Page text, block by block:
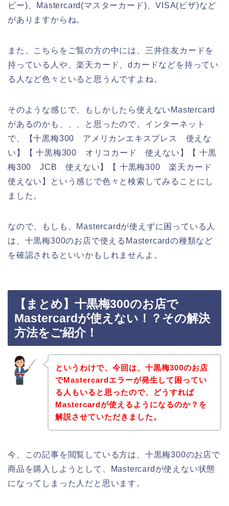
ビー)、Mastercard(マスターカード)、VISA(ビザ)など
がありますからね。
また、こちらをご覧の方の中には、三井住友カードを
持っている人や、楽天カード、dカードなどを持ってい
る人など色々といると思うんですよね。
そのような感じで、もしかしたら使えないMastercard
があるのかも、、、と思ったので、インターネット
で、【十黒梅300 アメリカンエキスプレス 使えな
い】【 十黒梅300 オリコカード 使えない】【 十黒
梅300 JCB 使えない】【 十黒梅300 楽天カード
使えない】という感じで色々と検索してみることにし
ました。
なので、もしも、Mastercardが使えずに困っている人
は、十黒梅300のお店で使えるMastercardの種類など
を確認されるといいかもしれませんよ。
【まとめ】十黒梅300のお店で
Mastercardが使えない！？その解決
方法をご紹介！
というわけで、今回は、十黒梅300のお店
でMastercardエラーが発生して困ってい
る人もいると思ったので、どうすれば
Mastercardが使えるようになるのか？を
解説させていただきました。
今、この記事を閲覧している方は、十黒梅300のお店で
商品を購入しようとして、Mastercardが使えない状態
になってしまった人だと思います。